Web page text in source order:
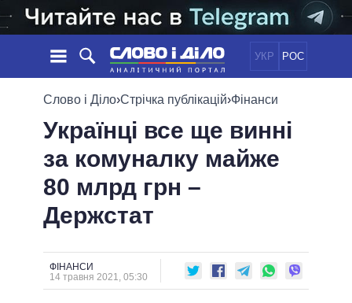
УКР РОС
НОВИНИ
СТРІЧКА
ПОДІЇ
СТАТТІ
ОГЛЯДИ
ДАЙДЖЕСТИ
ПОЛІТИКА
ЕКОНОМІКА
ОБIЦЯНКИ
ПОЛIТИКИ
УСІ ПОЛІТИКИ
ПРЕЗИДЕНТ І ОФІС
ВЕРХОВНА РАДА
КАБІНЕТ МІНІСТРІВ
ІНФОГРАФІКА
ПІДТРИМАТИ
Слово і Діло›Стрічка публікацій›Фінанси
Українці все ще винні
за комуналку майже
80 млрд грн –
Держстат
ФІНАНСИ
14 травня 2021, 05:30